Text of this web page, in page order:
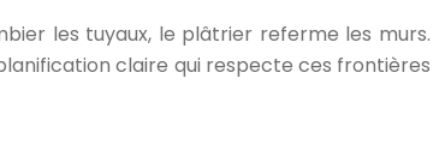
les tuyaux, le plâtrier referme les murs.
claire qui respecte ces frontières